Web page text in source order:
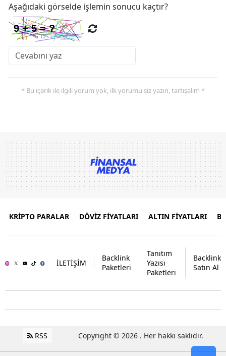
Aşağıdaki görselde işlemin sonucu kaçtır?
* Bu içerik ile ilgili yorum yok, ilk yorumu siz yazın, tartışalım *
KRİPTO PARALAR DÖVİZ FİYATLARI ALTIN FİYATLARI
İLETİŞİM
Backlink
Paketleri
Tanıtım
Yazısı
Paketleri
Backlink
Satın Al
RSS Copyright © 2026 . Her hakkı saklıdır.